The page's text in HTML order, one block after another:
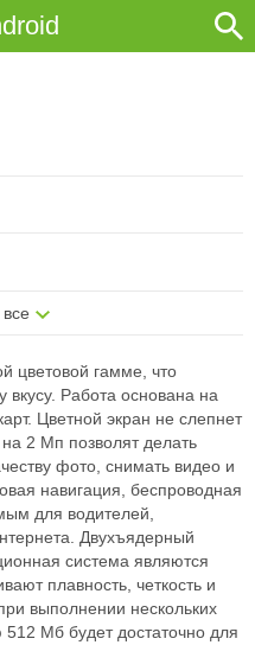
цветовой гамме, что
вкусу. Работа основана на
Цветной экран не слепнет
2 Мп позволят делать
фото, снимать видео и
навигация, беспроводная
для водителей,
Двухъядерный
система являются
плавность, четкость и
выполнении нескольких
Мб будет достаточно для